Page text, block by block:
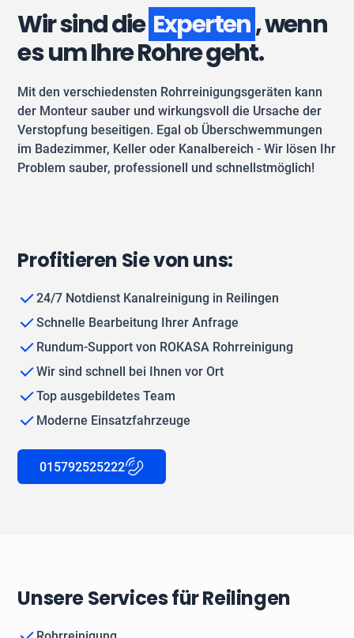
Wir sind die Experten, wenn
es um Ihre Rohre geht.
Mit den verschiedensten Rohrreinigungsgeräten kann
der Monteur sauber und wirkungsvoll die Ursache der
Verstopfung beseitigen. Egal ob Überschwemmungen
im Badezimmer, Keller oder Kanalbereich - Wir lösen Ihr
Problem sauber, professionell und schnellstmöglich!
Profitieren Sie von uns:
24/7 Notdienst Kanalreinigung in Reilingen
Schnelle Bearbeitung Ihrer Anfrage
Rundum-Support von ROKASA Rohrreinigung
Wir sind schnell bei Ihnen vor Ort
Top ausgebildetes Team
Moderne Einsatzfahrzeuge
015792525222
Unsere Services für Reilingen